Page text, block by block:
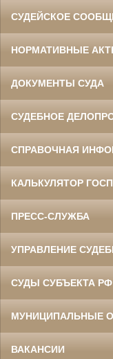
СУДЕЙСКОЕ
НОРМАТИВНЫЕ
ДОКУМЕНТЫ СУДА
СУДЕБНОЕ
СПРАВОЧНАЯ
КАЛЬКУЛЯТОР
ПРЕСС-СЛУЖБА
УПРАВЛЕНИЕ
СУДЫ СУБЪЕКТА РФ
МУНИЦИПАЛЬНЫЕ
ВАКАНСИИ